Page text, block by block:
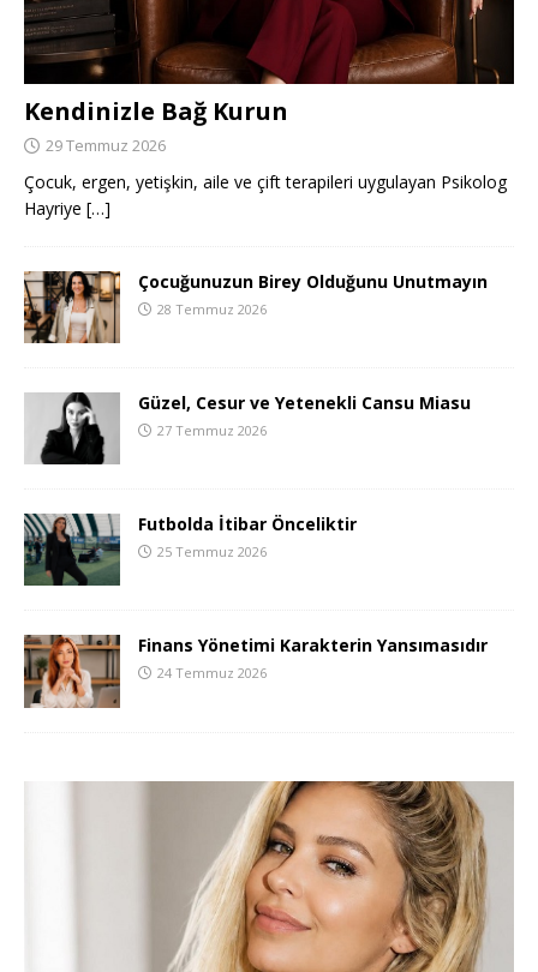
Kendinizle Bağ Kurun
29 Temmuz 2026
Çocuk, ergen, yetişkin, aile ve çift terapileri uygulayan Psikolog
Hayriye […]
Çocuğunuzun Birey Olduğunu Unutmayın
28 Temmuz 2026
Güzel, Cesur ve Yetenekli Cansu Miasu
27 Temmuz 2026
Futbolda İtibar Önceliktir
25 Temmuz 2026
Finans Yönetimi Karakterin Yansımasıdır
24 Temmuz 2026